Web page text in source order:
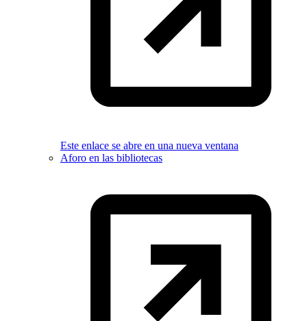
Este enlace se abre en una nueva ventana
Aforo en las bibliotecas